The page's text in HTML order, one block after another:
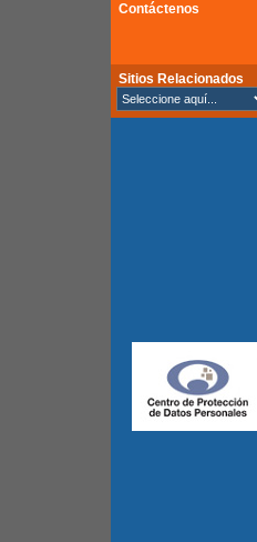
Contáctenos
Sitios Relacionados